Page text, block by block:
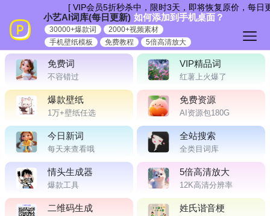
容
免费词
不容错过
VIP精品词
红薯上火爆了
爆款壁纸
1万+壁纸任选
免费资源
AI资源包180G
今日新词
每天来查看哦
全站搜索
全类目词库
情头生成器
爆款工具
5倍高清放大
12K高清分辨率
二维码生成 姓氏谐音梗
[ VIP会员5折秒杀中，限时3天，即将恢复原价，每日更
小艺AI词库(每日更新) 如何添加到手机桌面？
30000+爆款词
2000+视频素材
手机壁纸模板
免费教程 5倍高清放大